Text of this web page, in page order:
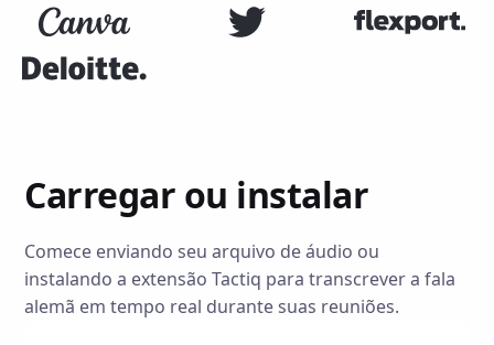
Carregar ou instalar
Comece enviando seu arquivo de áudio ou
instalando a extensão Tactiq para transcrever a fala
alemã em tempo real durante suas reuniões.